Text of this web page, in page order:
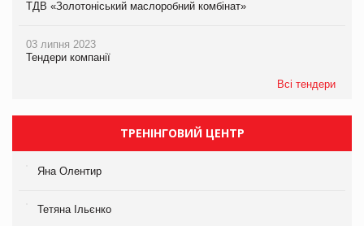
ТДВ «Золотоніський маслоробний комбінат»
03 липня 2023
Тендери компанії
Всі тендери
ТРЕНІНГОВИЙ ЦЕНТР
Яна Олентир
Тетяна Ільєнко